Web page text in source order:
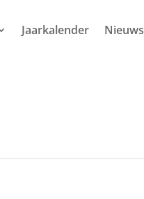
Jaarkalender Nieuws